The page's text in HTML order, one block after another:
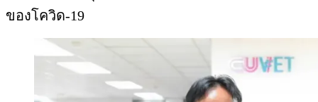
ของโควิด-19